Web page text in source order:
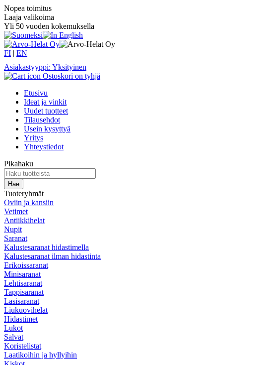
Nopea toimitus
Laaja valikoima
Yli 50 vuoden kokemuksella
FI | EN
Asiakastyyppi: Yksityinen
Ostoskori on tyhjä
Etusivu
Ideat ja vinkit
Uudet tuotteet
Tilausehdot
Usein kysyttyä
Yritys
Yhteystiedot
Pikahaku
Tuoteryhmät
Oviin ja kansiin
Vetimet
Antiikkihelat
Nupit
Saranat
Kalustesaranat hidastimella
Kalustesaranat ilman hidastinta
Erikoissaranat
Minisaranat
Lehtisaranat
Tappisaranat
Lasisaranat
Liukuovihelat
Hidastimet
Lukot
Salvat
Koristelistat
Laatikoihin ja hyllyihin